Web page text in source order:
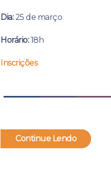
Dia:25 de março
Horário:18h
Inscrições
Continue Lendo